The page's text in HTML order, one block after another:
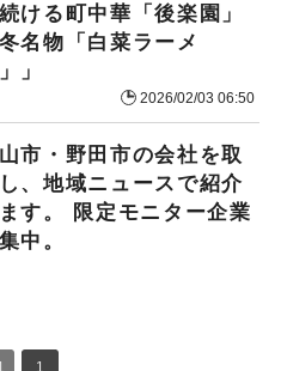
ける町中華「後楽園」
名物「白菜ラーメ
」
2026/02/03 06:50
市・野田市の会社を取
、地域ニュースで紹介
す。 限定モニター企業
中。
1